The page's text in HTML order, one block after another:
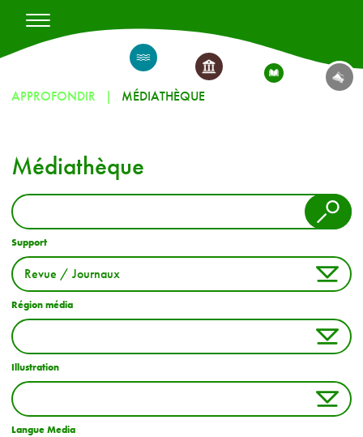
APPROFONDIR MÉDIATHÈQUE
Médiathèque
Support
Région média
Illustration
Langue Media